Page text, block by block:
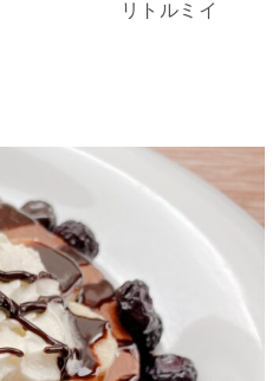
リトルミイ